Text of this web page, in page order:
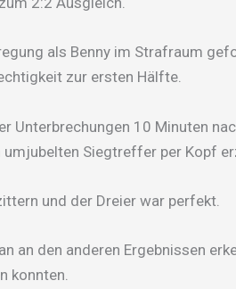
als Benny im Strafraum
zur ersten Hälfte.
Unterbrechungen 10 Minuten
umjubelten Siegtreffer per Kopf
und der Dreier war perfekt.
an den anderen Ergebnissen
konnten.